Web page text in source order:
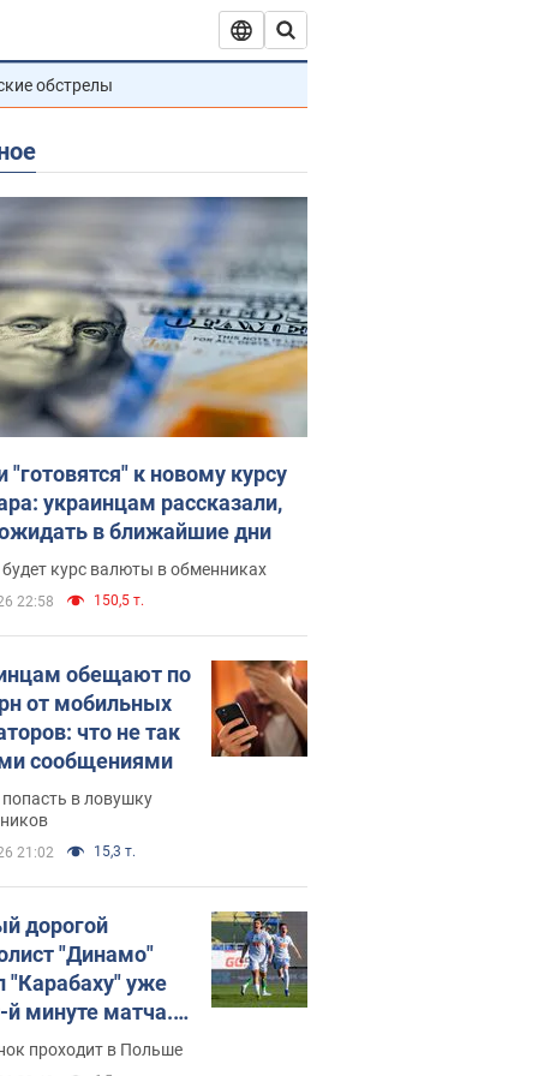
обстрелы
"готовятся" к новому курсу
украинцам рассказали,
в ближайшие дни
курс валюты в обменниках
22:58 150,5 т.
обещают по
от мобильных
что не так
сообщениями
попасть в ловушку
21:02 15,3 т.
дорогой
"Динамо"
"Карабаху" уже
й минуте матча.
проходит в Польше